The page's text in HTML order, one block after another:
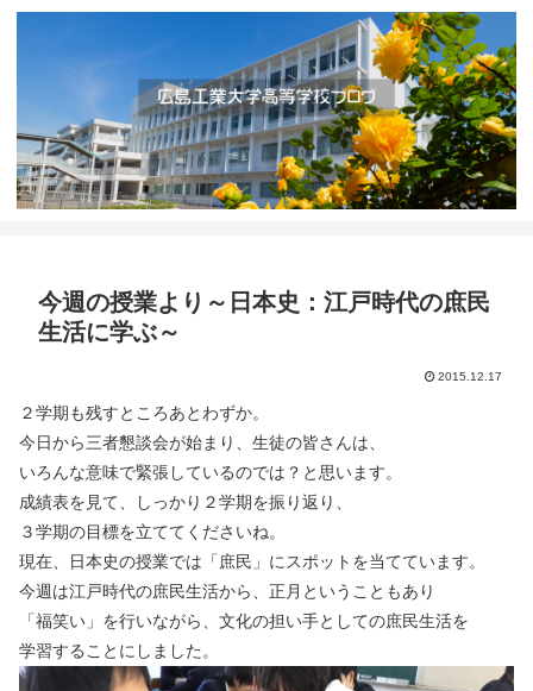
今週の授業より～日本史：江戸時代の庶民
生活に学ぶ～
2015.12.17
２学期も残すところあとわずか。
今日から三者懇談会が始まり、生徒の皆さんは、
いろんな意味で緊張しているのでは？と思います。
成績表を見て、しっかり２学期を振り返り、
３学期の目標を立ててくださいね。
現在、日本史の授業では「庶民」にスポットを当てています。
今週は江戸時代の庶民生活から、正月ということもあり
「福笑い」を行いながら、文化の担い手としての庶民生活を
学習することにしました。